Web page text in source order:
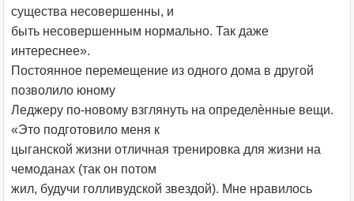
существа несовершенны, и
быть несовершенным нормально. Так даже
интереснее».
Постоянное перемещение из одного дома в другой
позволило юному
Леджеру по-новому взглянуть на определѐнные вещи.
«Это подготовило меня к
цыганской жизни отличная тренировка для жизни на
чемоданах (так он потом
жил, будучи голливудской звездой). Мне нравилось